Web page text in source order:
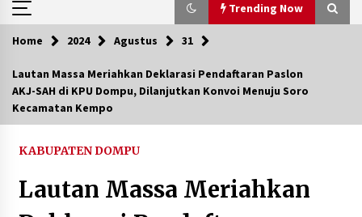
Trending Now
Trending Now
Aksi Penggerebekan Pengedar Sabu di Dompu,
Ketegangan Memuncak di Kampung Bebas Dari
Narkoba
2 tahun ago
Dompu untuk Dirujuk ke RSJ
Home 2024 Agustus 31
Lautan Massa Meriahkan Deklarasi Pendaftaran Paslon
AKJ-SAH di KPU Dompu, Dilanjutkan Konvoi Menuju Soro
Kecamatan Kempo
KABUPATEN DOMPU
Lautan Massa Meriahkan